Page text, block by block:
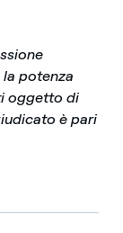
potenza
oggetto di
è pari